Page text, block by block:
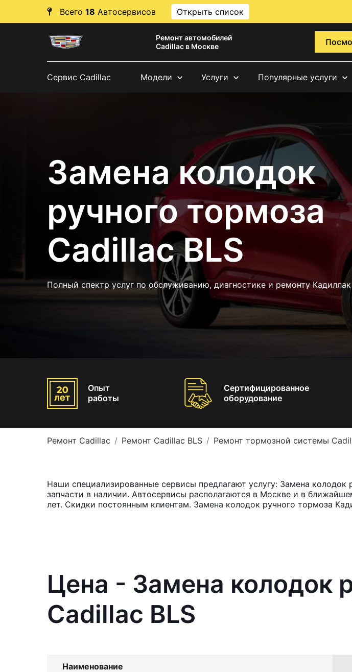
Всего 18 Автосервисов Открыть список
Ремонт автомобилей
Cadillac в Москве
Сервис Cadillac Модели Услуги Популярные услуги
Замена колодок
ручного тормоза
Cadillac BLS
Полный спектр услуг по обслуживанию, диагностике и ремонту Кадиллак
Опыт
работы
Сертифицированное
оборудование
Ремонт Cadillac Ремонт Cadillac BLS Ремонт тормозной системы
Наши специализированные сервисы предлагают услугу: Замена
запчасти в наличии. Автосервисы располагаются в Москве и в
лет. Скидки постоянным клиентам. Замена колодок ручного тормоза
Цена - Замена колодок
Cadillac BLS
Наименование